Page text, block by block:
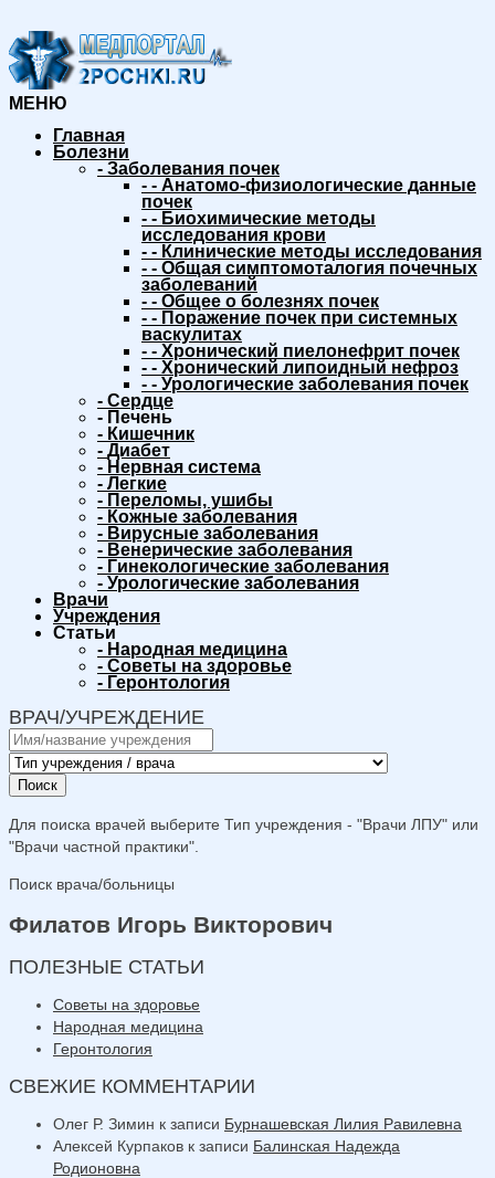
МЕНЮ
Главная
Болезни
- Заболевания почек
- - Анатомо-физиологические данные
почек
- - Биохимические методы
исследования крови
- - Клинические методы исследования
- - Общая симптомоталогия почечных
заболеваний
- - Общее о болезнях почек
- - Поражение почек при системных
васкулитах
- - Хронический пиелонефрит почек
- - Хронический липоидный нефроз
- - Урологические заболевания почек
- Сердце
- Печень
- Кишечник
- Диабет
- Нервная система
- Легкие
- Переломы, ушибы
- Кожные заболевания
- Вирусные заболевания
- Венерические заболевания
- Гинекологические заболевания
- Урологические заболевания
Врачи
Учреждения
Статьи
- Народная медицина
- Советы на здоровье
- Геронтология
ВРАЧ/УЧРЕЖДЕНИЕ
Поиск
Для поиска врачей выберите Тип учреждения - "Врачи ЛПУ" или
"Врачи частной практики".
Поиск врача/больницы
Филатов Игорь Викторович
ПОЛЕЗНЫЕ СТАТЬИ
Советы на здоровье
Народная медицина
Геронтология
СВЕЖИЕ КОММЕНТАРИИ
Олег Р. Зимин к записи Бурнашевская Лилия Равилевна
Алексей Курпаков к записи Балинская Надежда
Родионовна